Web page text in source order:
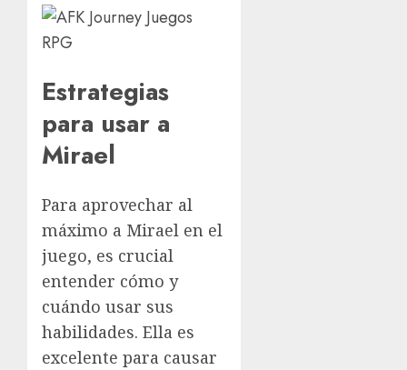
Estrategias
para usar a
Mirael
Para aprovechar al
máximo a Mirael en el
juego, es crucial
entender cómo y
cuándo usar sus
habilidades. Ella es
excelente para causar